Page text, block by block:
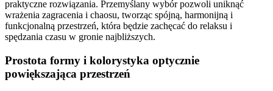
praktyczne rozwiązania. Przemyślany wybór pozwoli uniknąć
wrażenia zagracenia i chaosu, tworząc spójną, harmonijną i
funkcjonalną przestrzeń, która będzie zachęcać do relaksu i
spędzania czasu w gronie najbliższych.
Prostota formy i kolorystyka optycznie
powiększająca przestrzeń